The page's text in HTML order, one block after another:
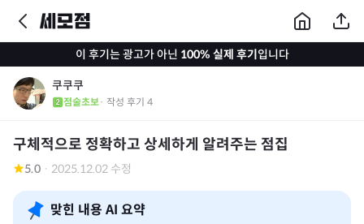
이 후기는 광고가 아닌 100% 실제 후기입니다
쿠쿠쿠
점술초보· 작성 후기 4
구체적으로 정확하고 상세하게 알려주는 점집
5.0 · 2025.12.02 수정
맞힌 내용 AI 요약